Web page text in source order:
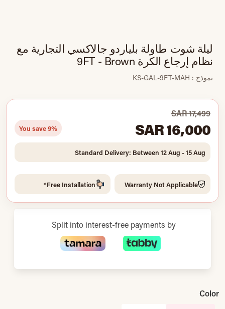
ليلة شوت طاولة بلياردو جالاكسي التجارية مع
نظام إرجاع الكرة 9FT - Brown
نموذج : KS-GAL-9FT-MAH
SAR 17,499
SAR 16,000
You save 9%
Standard Delivery: Between 12 Aug - 15 Aug
Warranty Not Applicable
Free Installation*
Split into interest-free payments by
Color